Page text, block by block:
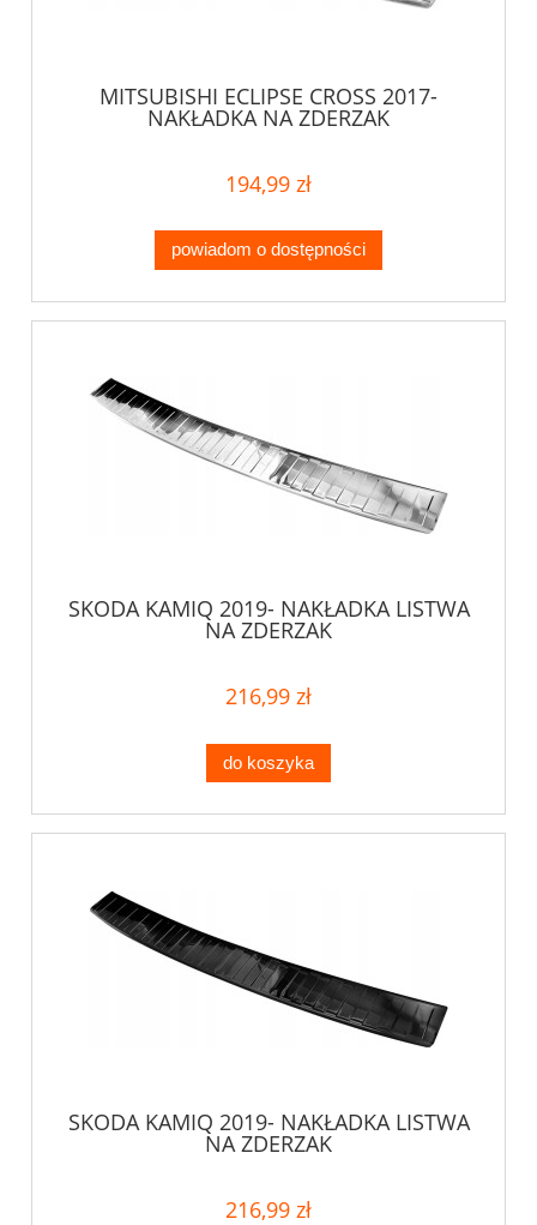
MITSUBISHI ECLIPSE CROSS 2017-
NAKŁADKA NA ZDERZAK
194,99 zł
powiadom o dostępności
SKODA KAMIQ 2019- NAKŁADKA LISTWA
NA ZDERZAK
216,99 zł
do koszyka
SKODA KAMIQ 2019- NAKŁADKA LISTWA
NA ZDERZAK
216,99 zł